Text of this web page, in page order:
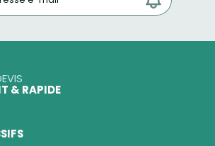
& RAPIDE